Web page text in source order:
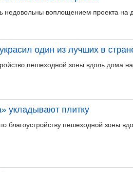
воплощением проекта на
один из лучших в
пешеходной зоны вдоль дома
укладывают плитку
благоустройству пешеходной зоны